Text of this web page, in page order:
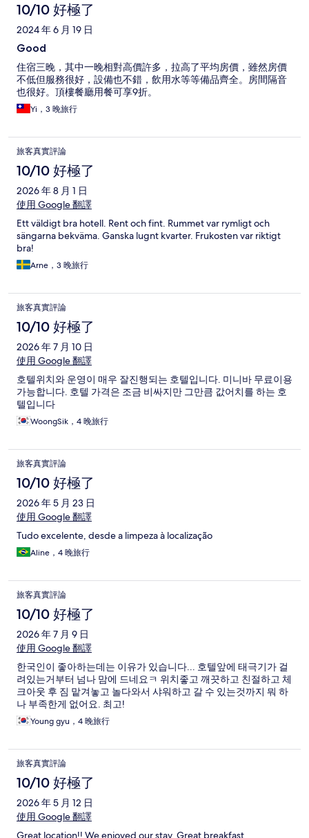
10/10 好極了
2024 年 6 月 19 日
Good
住宿三晚，其中一晚相對高價許多，拉高了平均房價，雖然房價
不低但服務很好，設備也不錯，飲用水等等備品齊全。房間隔音
也很好。頂樓餐廳用餐可享9折。
Yi，3 晚旅行
旅客真實評論
10/10 好極了
2026 年 8 月 1 日
使用 Google 翻譯
Ett väldigt bra hotell. Rent och fint. Rummet var rymligt och
sängarna bekväma. Ganska lugnt kvarter. Frukosten var riktigt
bra!
Arne，3 晚旅行
旅客真實評論
10/10 好極了
2026 年 7 月 10 日
使用 Google 翻譯
호텔위치와 운영이 매우 잘진행되는 호텔입니다. 미니바 무료이용
가능합니다. 호텔 가격은 조금 비싸지만 그만큼 값어치를 하는 호
텔입니다
WoongSik，4 晚旅行
旅客真實評論
10/10 好極了
2026 年 5 月 23 日
使用 Google 翻譯
Tudo excelente, desde a limpeza à localização
Aline，4 晚旅行
旅客真實評論
10/10 好極了
2026 年 7 月 9 日
使用 Google 翻譯
한국인이 좋아하는데는 이유가 있습니다... 호텔앞에 태극기가 걸
려있는거부터 넘나 맘에 드네요ㅋ 위치좋고 깨끗하고 친절하고 체
크아웃 후 짐 맡겨놓고 놀다와서 샤워하고 갈 수 있는것까지 뭐 하
나 부족한게 없어요. 최고!
Young gyu，4 晚旅行
旅客真實評論
10/10 好極了
2026 年 5 月 12 日
使用 Google 翻譯
Great location!! We enjoyed our stay. Great breakfast